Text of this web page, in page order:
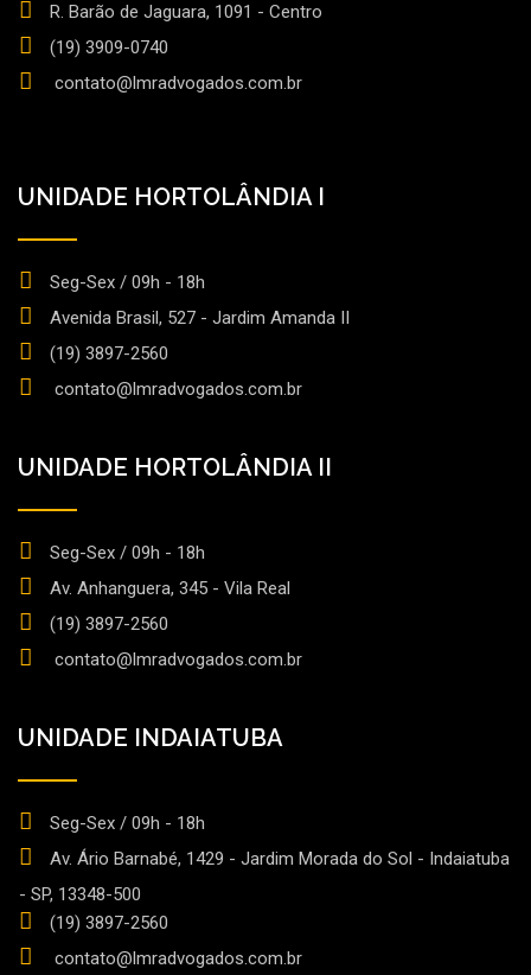
R. Barão de Jaguara, 1091 - Centro
(19) 3909-0740
contato@lmradvogados.com.br
UNIDADE HORTOLÂNDIA I
Seg-Sex / 09h - 18h
Avenida Brasil, 527 - Jardim Amanda II
(19) 3897-2560
contato@lmradvogados.com.br
UNIDADE HORTOLÂNDIA II
Seg-Sex / 09h - 18h
Av. Anhanguera, 345 - Vila Real
(19) 3897-2560
contato@lmradvogados.com.br
UNIDADE INDAIATUBA
Seg-Sex / 09h - 18h
Av. Ário Barnabé, 1429 - Jardim Morada do Sol - Indaiatuba
- SP, 13348-500
(19) 3897-2560
contato@lmradvogados.com.br